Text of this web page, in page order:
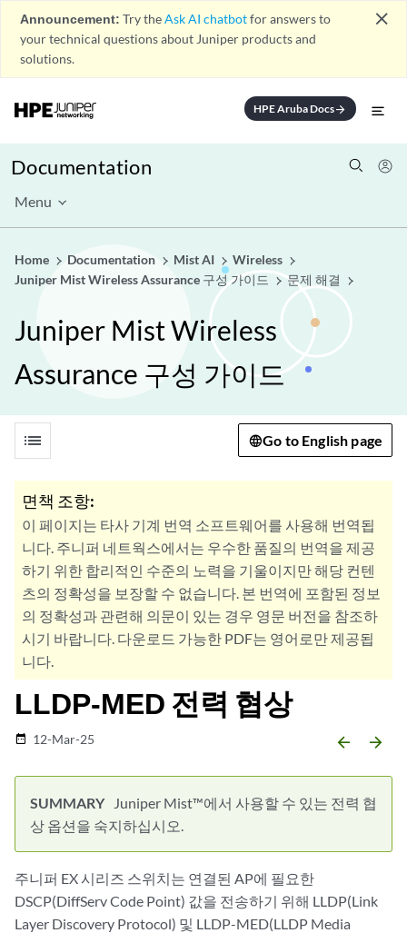
Announcement: Try theAsk AI chatbotfor answers to
your technical questions about Juniper products and
solutions.
close
HPE Aruba Docsarrow_forward
Documentation
Menu
Home Documentation Mist AI
Wireless
Juniper Mist Wireless Assurance 구성 가이드
문제 해결
Juniper Mist Wireless
Assurance 구성 가이드
list Go to English page
면책 조항:
이 페이지는 타사 기계 번역 소프트웨어를 사용해 번역됩
니다. 주니퍼 네트웍스에서는 우수한 품질의 번역을 제공
하기 위한 합리적인 수준의 노력을 기울이지만 해당 컨텐
츠의 정확성을 보장할 수 없습니다. 본 번역에 포함된 정보
의 정확성과 관련해 의문이 있는 경우 영문 버전을 참조하
시기 바랍니다. 다운로드 가능한 PDF는 영어로만 제공됩
니다.
LLDP-MED 전력 협상
date_range 12-Mar-25 arrow_backward arrow_forward
Juniper Mist™에서 사용할 수 있는 전력 협
상 옵션을 숙지하십시오.
주니퍼 EX 시리즈 스위치는 연결된 AP에 필요한
DSCP(DiffServ Code Point) 값을 전송하기 위해 LLDP(Link
Layer Discovery Protocol) 및 LLDP-MED(LLDP Media